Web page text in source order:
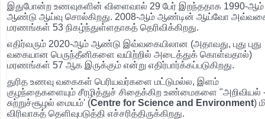
இதுபோன்ற உணவுகளின் விளைவால் 29 பேர் இறந்ததாக 1990-ஆம்
ஆண்டு ஆய்வு சொல்கிறது. 2008-ஆம் ஆண்டின் ஆய்வோ
மரணங்கள் 53 நிகழ்ந்துள்ளதாகத் தெரிவிக்கிறது.
எதிர்வரும் 2020-ஆம் ஆண்டு இவ்வகையிலான (அதாவது, புது புது
வகையான பெருந்தீனிகளை வயிற்றில் அடைத்துக் கொள்வதால்)
மரணங்கள் 57 ஆக இருக்கும் என்று எதிர்பார்க்கப்படுகிறது.
துரித உணவு வகைகள் பெரியவர்களை மட்டுமல்ல, இளம்
குழந்தைகளையும் சீரழித்துச் சிதைக்கிற உண்மைகளை "அறிவியல்
சுற்றுச்சூழல் மையம்' (Centre for Science and Environment)
விரிவாகத் தெளிவுபடுத்தி எச்சரித்திருக்கிறது.